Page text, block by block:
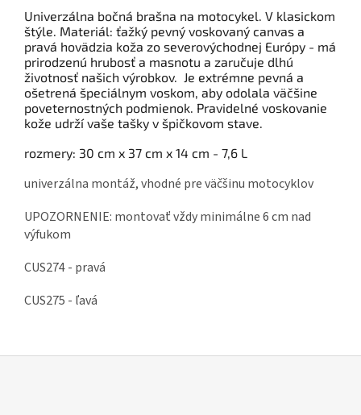
Univerzálna bočná brašna na motocykel. V klasickom
štýle. Materiál: ťažký pevný voskovaný canvas a
pravá hovädzia koža zo severovýchodnej Európy - má
prirodzenú hrubosť a masnotu a zaručuje dlhú
životnosť našich výrobkov. Je extrémne pevná a
ošetrená špeciálnym voskom, aby odolala väčšine
poveternostných podmienok. Pravidelné voskovanie
kože udrží vaše tašky v špičkovom stave.
rozmery: 30 cm x 37 cm x 14 cm - 7,6 L
univerzálna montáž, vhodné pre väčšinu motocyklov
UPOZORNENIE: montovať vždy minimálne 6 cm nad
výfukom
CUS274 - pravá
CUS275 - ľavá